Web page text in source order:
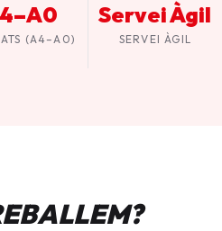
(A4–A0)
Servei Àgil
SERVEI ÀGIL